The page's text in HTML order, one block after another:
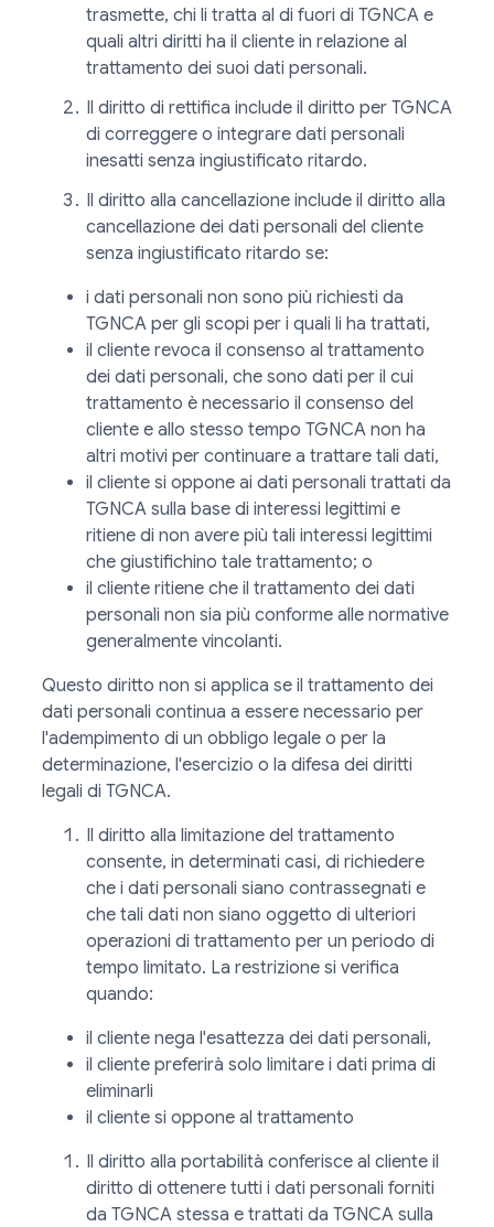
trasmette, chi li tratta al di fuori di TGNCA e
quali altri diritti ha il cliente in relazione al
trattamento dei suoi dati personali.
Il diritto di rettifica include il diritto per TGNCA
di correggere o integrare dati personali
inesatti senza ingiustificato ritardo.
Il diritto alla cancellazione include il diritto alla
cancellazione dei dati personali del cliente
senza ingiustificato ritardo se:
i dati personali non sono più richiesti da
TGNCA per gli scopi per i quali li ha trattati,
il cliente revoca il consenso al trattamento
dei dati personali, che sono dati per il cui
trattamento è necessario il consenso del
cliente e allo stesso tempo TGNCA non ha
altri motivi per continuare a trattare tali dati,
il cliente si oppone ai dati personali trattati da
TGNCA sulla base di interessi legittimi e
ritiene di non avere più tali interessi legittimi
che giustifichino tale trattamento; o
il cliente ritiene che il trattamento dei dati
personali non sia più conforme alle normative
generalmente vincolanti.
Questo diritto non si applica se il trattamento dei
dati personali continua a essere necessario per
l'adempimento di un obbligo legale o per la
determinazione, l'esercizio o la difesa dei diritti
legali di TGNCA.
Il diritto alla limitazione del trattamento
consente, in determinati casi, di richiedere
che i dati personali siano contrassegnati e
che tali dati non siano oggetto di ulteriori
operazioni di trattamento per un periodo di
tempo limitato. La restrizione si verifica
quando:
il cliente nega l'esattezza dei dati personali,
il cliente preferirà solo limitare i dati prima di
eliminarli
il cliente si oppone al trattamento
Il diritto alla portabilità conferisce al cliente il
diritto di ottenere tutti i dati personali forniti
da TGNCA stessa e trattati da TGNCA sulla